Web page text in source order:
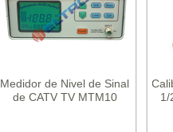
Medidor de Nivel de Sinal
de CATV TV MTM10
1/